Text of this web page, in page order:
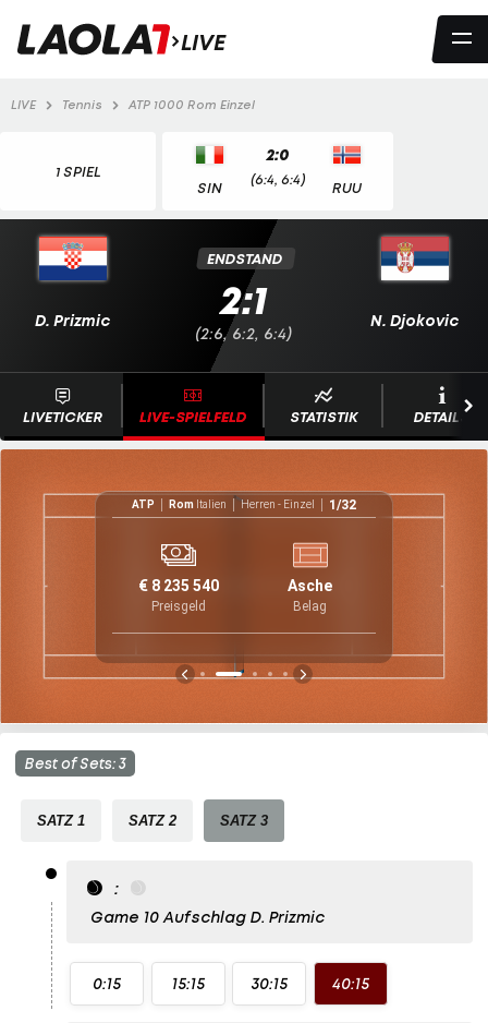
LIVE
LIVE Tennis ATP 1000 Rom Einzel
1 SPIEL
SIN
RUU
2:0
(6:4, 6:4)
D. Prizmic N. Djokovic
ENDSTAND
2:1
(2:6, 6:2, 6:4)
LIVETICKER LIVE-SPIELFELD STATISTIK DETAILS
ATP Rom Italien Herren - Einzel 1/32
€ 8 235 540
Preisgeld
Asche
Belag
Best of Sets: 3
SATZ 1 SATZ 2 SATZ 3
:
Game 10 Aufschlag D. Prizmic
0:15 15:15 30:15 40:15